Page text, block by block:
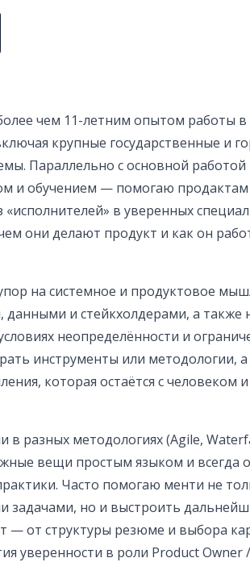
чем 11-летним опытом работы в
крупные государственные и
Параллельно с основной работой
и обучением — помогаю
в уверенных
они делают продукт и как он
на системное и продуктовое
данными и стейкхолдерами, а также
неопределённости и
инструменты или методологии,
которая остаётся с человеком и
в разных методологиях (Agile,
вещи простым языком и всегда
Часто помогаю менти не
задачами, но и выстроить
— от структуры резюме и выбора
уверенности в роли Product Owner